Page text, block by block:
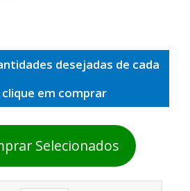
desejadas de cada
em comprar
Selecionados